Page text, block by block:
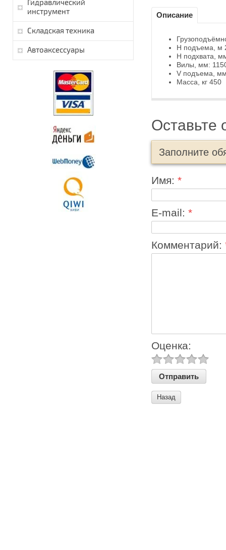
Описание
H подъема, м
H подхвата,
Вилы, мм:
V подъема,
Масса, кг 450
Оставьте
Заполните
Имя: *
E-mail: *
Комментарий:
Оценка:
Назад
Гидравлический
инструмент
Складская техника
Автоаксессуары